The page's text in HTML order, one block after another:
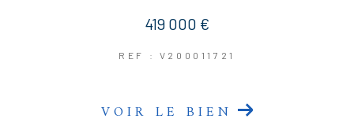
419 000 €
REF : V200011721
VOIR LE BIEN